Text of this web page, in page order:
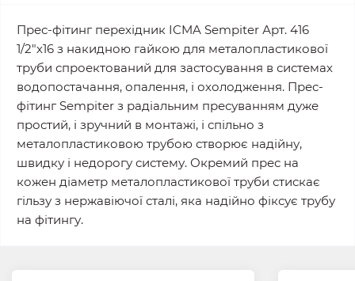
Прес-фітинг перехідник ICMA Sempiter Арт. 416
1/2"х16 з накидною гайкою для металопластикової
труби спроектований для застосування в системах
водопостачання, опалення, і охолодження. Прес-
фітинг Sempiter з радіальним пресуванням дуже
простий, і зручний в монтажі, і спільно з
металопластиковою трубою створює надійну,
швидку і недорогу систему. Окремий прес на
кожен діаметр металопластикової труби стискає
гільзу з нержавіючої сталі, яка надійно фіксує трубу
на фітингу.